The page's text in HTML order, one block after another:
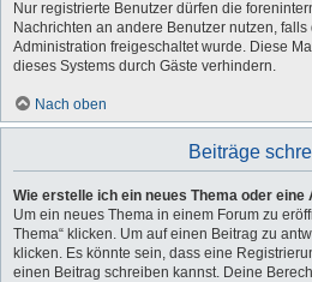
Nur registrierte Benutzer dürfen die
Nachrichten an andere Benutzer nutzen,
Administration freigeschaltet wurde. Diese
dieses Systems durch Gäste verhindern.
Nach oben
Beiträge
Wie erstelle ich ein neues Thema oder eine
Um ein neues Thema in einem Forum zu
Thema“ klicken. Um auf einen Beitrag zu
klicken. Es könnte sein, dass eine
einen Beitrag schreiben kannst. Deine